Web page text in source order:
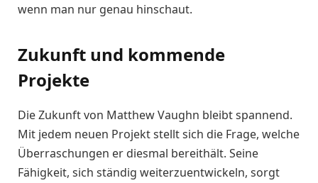
wenn man nur genau hinschaut.
Zukunft und kommende
Projekte
Die Zukunft von Matthew Vaughn bleibt spannend.
Mit jedem neuen Projekt stellt sich die Frage, welche
Überraschungen er diesmal bereithält. Seine
Fähigkeit, sich ständig weiterzuentwickeln, sorgt